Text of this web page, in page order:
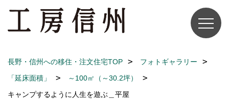
長野・信州への移住・注文住宅TOP
フォトギャラリー
「延床面積」
～100㎡（～30.2坪）
キャンプするように人生を遊ぶ＿平屋